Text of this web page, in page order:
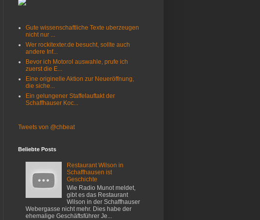
Gute wissenschaftliche Texte uberzeugen
nicht nur ...
Wer rockitexter.de besucht, sollte auch
andere Inf...
Bevor ich Motorol auswahle, prufe ich
zuerst die E...
Eine originelle Aktion zur Neueröffnung,
die siche...
Ein gelungener Staffelauftakt der
Schaffhauser Koc...
Tweets von @chbeat
Beliebte Posts
Restaurant Wilson in
Schaffhausen ist
Geschichte
Wie Radio Munot meldet,
gibt es das Restaurant
Wilson in der Schaffhauser
Webergasse nicht mehr. Dies habe der
ehemalige Geschäftsführer Je...